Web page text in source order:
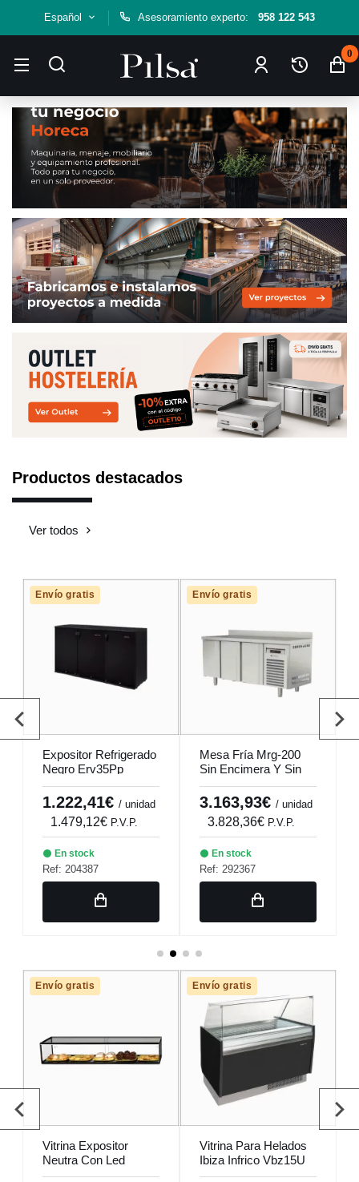
Español Asesoramiento experto: 958 122 543
0
Productos destacados
Ver todos
Envío gratis
Expositor Refrigerado
Negro Erv35Pp
1.222,41€ / unidad
1.479,12€ P.V.P.
En stock
Ref: 204387
Envío gratis
Mesa Fría Mrg-200
Sin Encimera Y Sin
Motor 3 Kits X 2 Caj.
3.163,93€ / unidad
3.828,36€ P.V.P.
En stock
Ref: 292367
Envío gratis
Vitrina Expositor
Neutra Con Led
Ep20Bl Sayl
Envío gratis
Vitrina Para Helados
Ibiza Infrico Vbz15U